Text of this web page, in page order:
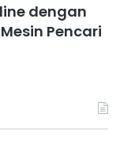
dengan
Pencari